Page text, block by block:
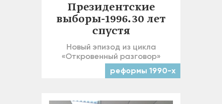
Президентские
выборы-1996. 30 лет
спустя
Новый эпизод из цикла
«Откровенный разговор»
реформы 1990-х